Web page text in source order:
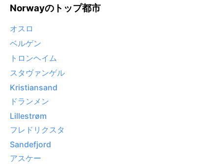
Norwayのトップ都市
オスロ
ベルゲン
トロンヘイム
スタヴァンゲル
Kristiansand
ドランメン
Lillestrøm
フレドリクスタ
Sandefjord
アスケー